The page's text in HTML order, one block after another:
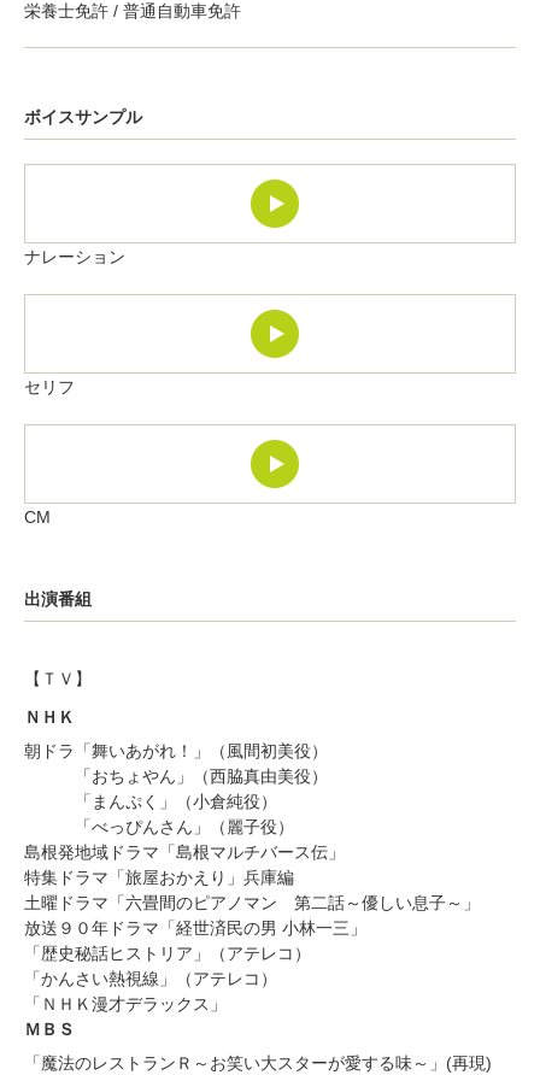
栄養士免許 / 普通自動車免許
ボイスサンプル
ナレーション
セリフ
CM
出演番組
【ＴＶ】
ＮＨＫ
朝ドラ「舞いあがれ！」（風間初美役）
「おちょやん」（西脇真由美役）
「まんぷく」（小倉純役）
「べっぴんさん」（麗子役）
島根発地域ドラマ「島根マルチバース伝」
特集ドラマ「旅屋おかえり」兵庫編
土曜ドラマ「六畳間のピアノマン 第二話～優しい息子～」
放送９０年ドラマ「経世済民の男 小林一三」
「歴史秘話ヒストリア」（アテレコ）
「かんさい熱視線」（アテレコ）
「ＮＨＫ漫才デラックス」
ＭＢＳ
「魔法のレストランＲ～お笑い大スターが愛する味～」(再現)